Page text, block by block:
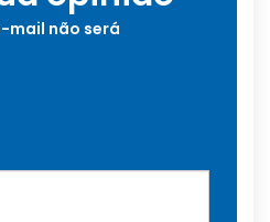
mail não será